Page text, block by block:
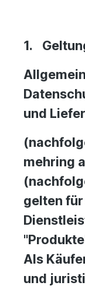
1.
und
mehring
gelten
Als
und